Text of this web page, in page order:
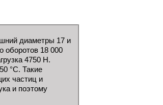
диаметры 17 и
18 000
4750 Н.
°C. Такие
частиц и
и поэтому